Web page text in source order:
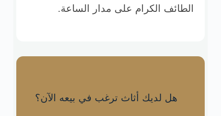
الطائف الكرام على مدار الساعة.
هل لديك أثاث ترغب في بيعه الآن؟